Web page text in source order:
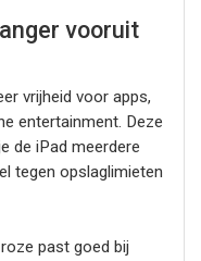
vooruit
vrijheid voor apps,
entertainment. Deze
de iPad meerdere
tegen opslaglimieten
past goed bij